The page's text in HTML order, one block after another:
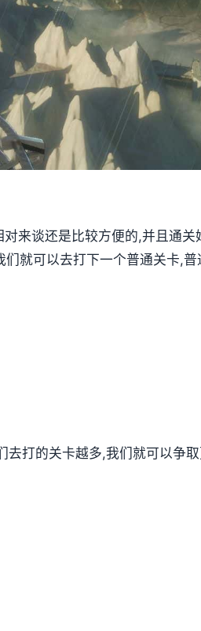
来谈还是比较方便的,并且通
就可以去打下一个普通关卡,
打的关卡越多,我们就可以争